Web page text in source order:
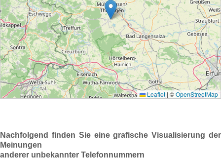
Nachfolgend finden Sie eine grafische Visualisierung der
Meinungen
anderer unbekannter Telefonnummern